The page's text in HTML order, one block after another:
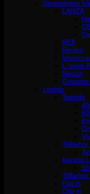
Varumärken
LANZA
REF
Revlon
L´oréal
Neccin
Löshår
Tejphår
Keratin
Flip in
Clip-in